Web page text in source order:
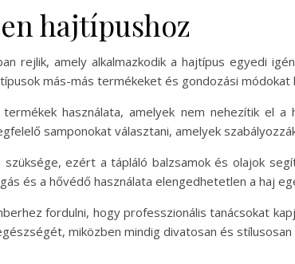
hajtípushoz
rejlik, amely alkalmazkodik a hajtípus egyedi
más-más termékeket és gondozási módokat
használata, amelyek nem nehezítik el a
samponokat választani, amelyek
ezért a tápláló balzsamok és olajok
és a hővédő használata elengedhetetlen a haj
fordulni, hogy professzionális tanácsokat
miközben mindig divatosan és stílusosan